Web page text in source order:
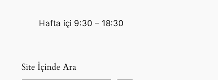
Hafta içi 9:30 – 18:30
Site İçinde Ara